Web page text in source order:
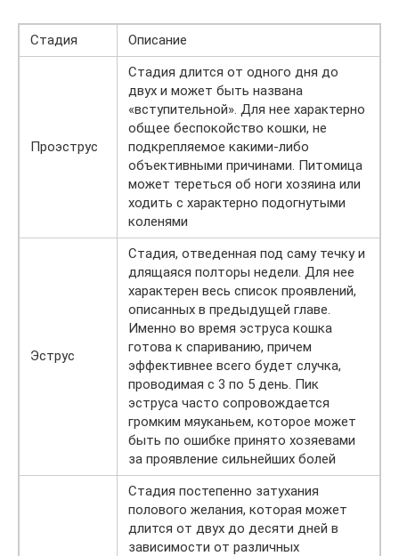
Стадия Описание
Проэструс
Стадия длится от одного дня до
двух и может быть названа
«вступительной». Для нее характерно
общее беспокойство кошки, не
подкрепляемое какими-либо
объективными причинами. Питомица
может тереться об ноги хозяина или
ходить с характерно подогнутыми
коленями
Эструс
Стадия, отведенная под саму течку и
длящаяся полторы недели. Для нее
характерен весь список проявлений,
описанных в предыдущей главе.
Именно во время эструса кошка
готова к спариванию, причем
эффективнее всего будет случка,
проводимая с 3 по 5 день. Пик
эструса часто сопровождается
громким мяуканьем, которое может
быть по ошибке принято хозяевами
за проявление сильнейших болей
Стадия постепенно затухания
полового желания, которая может
длится от двух до десяти дней в
зависимости от различных